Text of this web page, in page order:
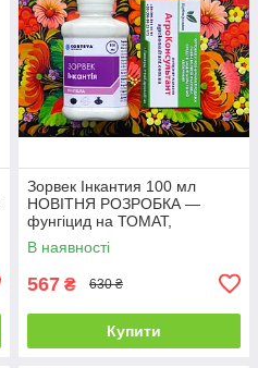
Зорвек Інкантия 100 мл
НОВІТНЯ РОЗРОБКА —
фунгіцид на ТОМАТ,
КАРТОПЛЯ і ВИНОГРАД
препарат
В наявності
567 ₴ 630 ₴
Купити